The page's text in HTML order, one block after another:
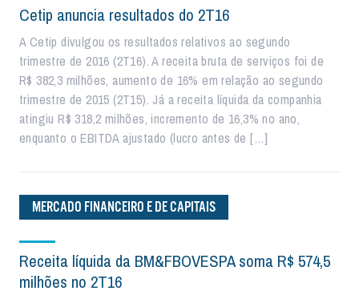
Cetip anuncia resultados do 2T16
A Cetip divulgou os resultados relativos ao segundo
trimestre de 2016 (2T16). A receita bruta de serviços foi de
R$ 382,3 milhões, aumento de 16% em relação ao segundo
trimestre de 2015 (2T15). Já a receita líquida da companhia
atingiu R$ 318,2 milhões, incremento de 16,3% no ano,
enquanto o EBITDA ajustado (lucro antes de […]
MERCADO FINANCEIRO E DE CAPITAIS
Receita líquida da BM&FBOVESPA soma R$ 574,5
milhões no 2T16